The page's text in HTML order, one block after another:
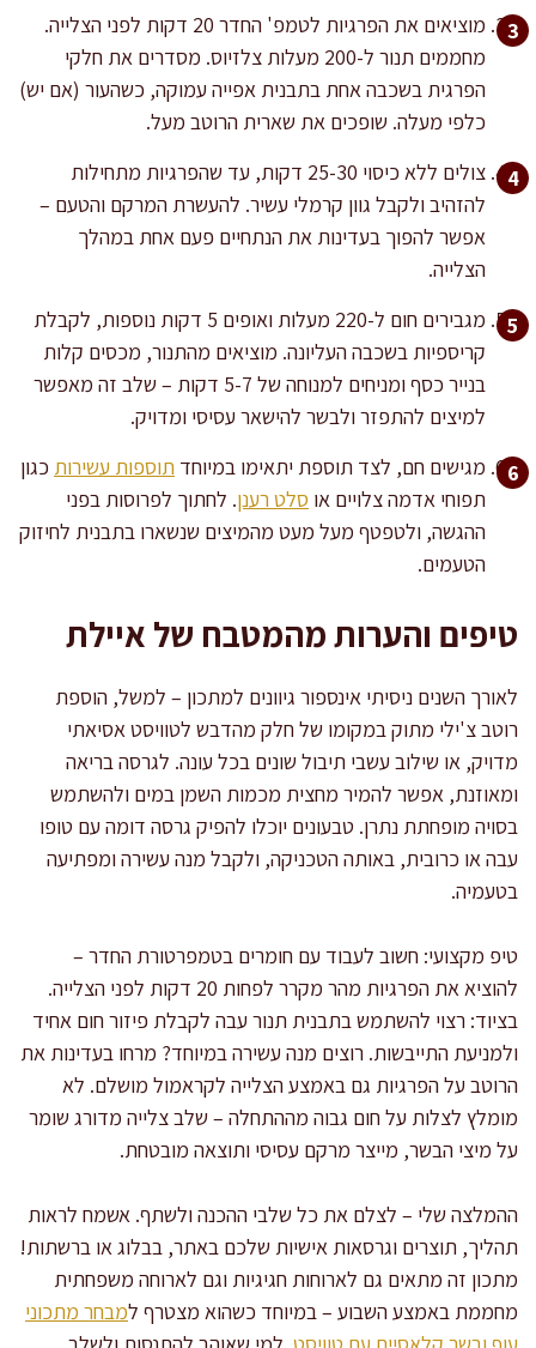
מוציאים את הפרגיות לטמפ' החדר 20 דקות לפני הצלייה.
מחממים תנור ל-200 מעלות צלזיוס. מסדרים את חלקי
הפרגית בשכבה אחת בתבנית אפייה עמוקה, כשהעור (אם יש)
כלפי מעלה. שופכים את שארית הרוטב מעל.
צולים ללא כיסוי 25-30 דקות, עד שהפרגיות מתחילות
להזהיב ולקבל גוון קרמלי עשיר. להעשרת המרקם והטעם –
אפשר להפוך בעדינות את הנתחיים פעם אחת במהלך
הצלייה.
מגבירים חום ל-220 מעלות ואופים 5 דקות נוספות, לקבלת
קריספיות בשכבה העליונה. מוציאים מהתנור, מכסים קלות
בנייר כסף ומניחים למנוחה של 5-7 דקות – שלב זה מאפשר
למיצים להתפזר ולבשר להישאר עסיסי ומדויק.
מגישים חם, לצד תוספת יתאימו במיוחד תוספות עשירות כגון
תפוחי אדמה צלויים או סלט רענן. לחתוך לפרוסות בפני
ההגשה, ולטפטף מעל מעט מהמיצים שנשארו בתבנית לחיזוק
הטעמים.
טיפים והערות מהמטבח של איילת
לאורך השנים ניסיתי אינספור גיוונים למתכון – למשל, הוספת
רוטב צ'ילי מתוק במקומו של חלק מהדבש לטוויסט אסיאתי
מדויק, או שילוב עשבי תיבול שונים בכל עונה. לגרסה בריאה
ומאוזנת, אפשר להמיר מחצית מכמות השמן במים ולהשתמש
בסויה מופחתת נתרן. טבעונים יוכלו להפיק גרסה דומה עם טופו
עבה או כרובית, באותה הטכניקה, ולקבל מנה עשירה ומפתיעה
בטעמיה.
טיפ מקצועי: חשוב לעבוד עם חומרים בטמפרטורת החדר –
להוציא את הפרגיות מהר מקרר לפחות 20 דקות לפני הצלייה.
בציוד: רצוי להשתמש בתבנית תנור עבה לקבלת פיזור חום אחיד
ולמניעת התייבשות. רוצים מנה עשירה במיוחד? מרחו בעדינות את
הרוטב על הפרגיות גם באמצע הצלייה לקראמול מושלם. לא
מומלץ לצלות על חום גבוה מההתחלה – שלב צלייה מדורג שומר
על מיצי הבשר, מייצר מרקם עסיסי ותוצאה מובטחת.
ההמלצה שלי – לצלם את כל שלבי ההכנה ולשתף. אשמח לראות
תהליך, תוצרים וגרסאות אישיות שלכם באתר, בבלוג או ברשתות!
מתכון זה מתאים גם לארוחות חגיגיות וגם לארוחה משפחתית
מחממת באמצע השבוע – במיוחד כשהוא מצטרף למבחר מתכוני